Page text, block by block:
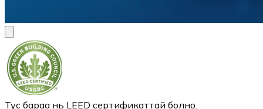
Тус бараа нь LEED сертификаттай болно.